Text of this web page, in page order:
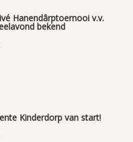
Hanendârptoernooi v.v.
bekend
Kinderdorp van start!